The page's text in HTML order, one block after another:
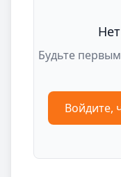
Будьте
Войдите,